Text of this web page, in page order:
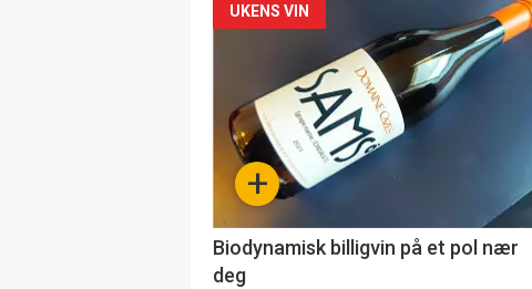
Forsiden
akkurat
nå
-
+
UKENS VIN
Biodynamisk billigvin på et pol nær
deg